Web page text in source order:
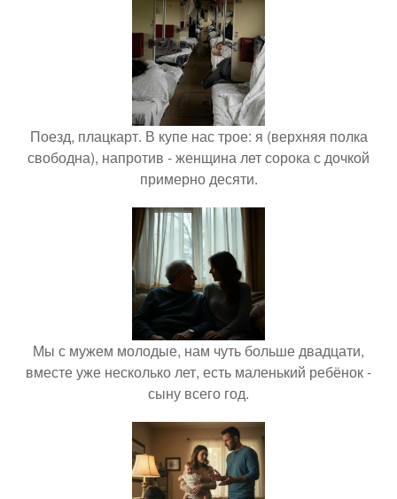
Поезд, плацкарт. В купе нас трое: я (верхняя полка
свободна), напротив - женщина лет сорока с дочкой
примерно десяти.
Мы с мужем молодые, нам чуть больше двадцати,
вместе уже несколько лет, есть маленький ребёнок -
сыну всего год.